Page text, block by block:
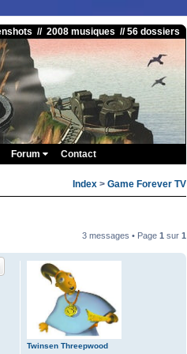
// 2008 musiques // 56 dossiers
Forum Contact
Index > Game Forever TV
3 messages • Page 1 sur 1
Twinsen Threepwood